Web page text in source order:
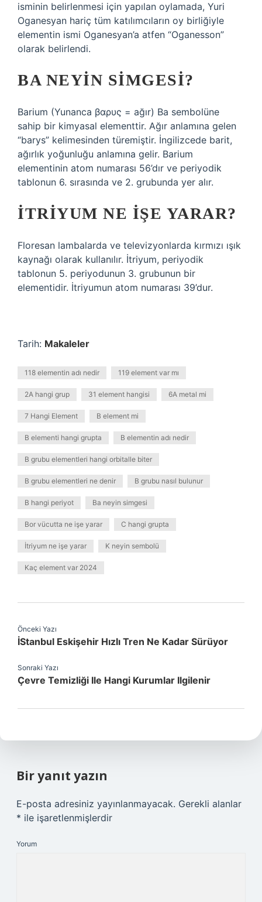
isminin belirlenmesi için yapılan oylamada, Yuri
Oganesyan hariç tüm katılımcıların oy birliğiyle
elementin ismi Oganesyan’a atfen “Oganesson”
olarak belirlendi.
BA NEYIN SIMGESI?
Barium (Yunanca βαρυς = ağır) Ba sembolüne
sahip bir kimyasal elementtir. Ağır anlamına gelen
“barys” kelimesinden türemiştir. İngilizcede barit,
ağırlık yoğunluğu anlamına gelir. Barium
elementinin atom numarası 56’dır ve periyodik
tablonun 6. sırasında ve 2. grubunda yer alır.
İTRIYUM NE IŞE YARAR?
Floresan lambalarda ve televizyonlarda kırmızı ışık
kaynağı olarak kullanılır. İtriyum, periyodik
tablonun 5. periyodunun 3. grubunun bir
elementidir. İtriyumun atom numarası 39’dur.
Tarih: Makaleler
118 elementin adı nedir 119 element var mı
2A hangi grup 31 element hangisi 6A metal mi
7 Hangi Element B element mi
B elementi hangi grupta B elementin adı nedir
B grubu elementleri hangi orbitalle biter
B grubu elementleri ne denir B grubu nasıl bulunur
B hangi periyot Ba neyin simgesi
Bor vücutta ne işe yarar C hangi grupta
İtriyum ne işe yarar K neyin sembolü
Kaç element var 2024
Önceki Yazı
İStanbul Eskişehir Hızlı Tren Ne Kadar Sürüyor
Sonraki Yazı
Çevre Temizliği Ile Hangi Kurumlar Ilgilenir
Bir yanıt yazın
E-posta adresiniz yayınlanmayacak. Gerekli alanlar
* ile işaretlenmişlerdir
Yorum